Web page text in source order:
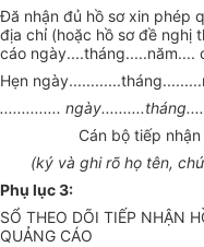
Đă nhận đủ hồ sơ xin phép
địa chỉ (hoặc hồ sơ đề nghị
cáo ngày....tháng.....năm....
Hẹn
..............
Cán bộ tiếp nhận
(ký và ghi rõ họ tên,
Phụ lục 3:
SỔ THEO DÕI TIẾP NHẬN
QUẢNG CÁO